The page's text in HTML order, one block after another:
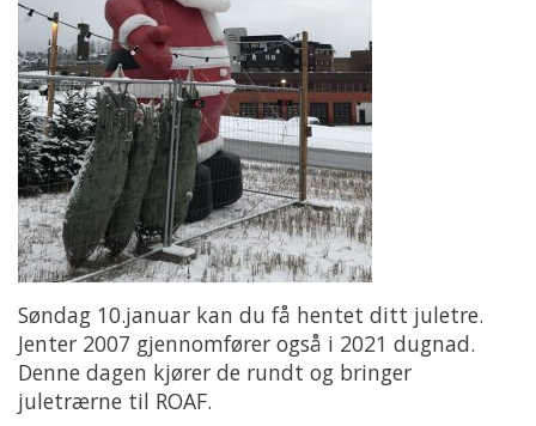
Søndag 10.januar kan du få hentet ditt juletre.
Jenter 2007 gjennomfører også i 2021 dugnad.
Denne dagen kjører de rundt og bringer
juletrærne til ROAF.